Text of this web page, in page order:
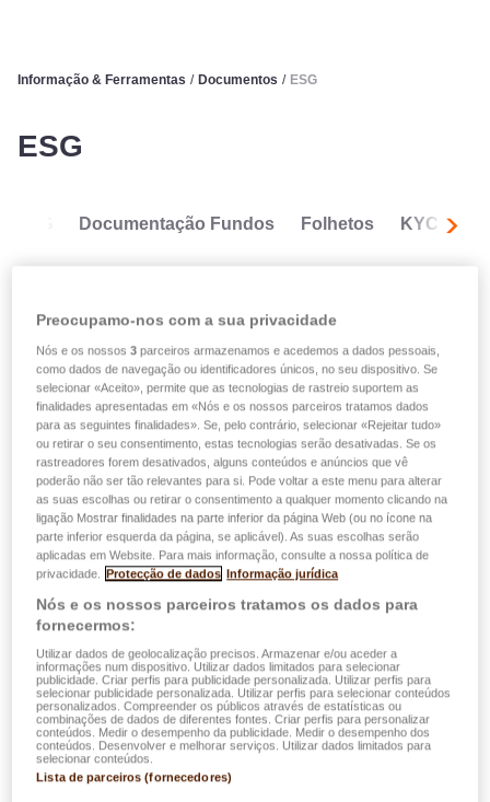
Informação & Ferramentas / Documentos / ESG
ESG
Documentação Fundos Folhetos KYC
ESG SFDR
Informations ESG SFDR
précontractuelles - easyLIFE Invest for
Future – Support à capital protégé
Informations ESG SFDR rapport
– Support à capital protégé
Preocupamo-nos com a sua privacidade
Nós e os nossos3 parceiros armazenamos e acedemos a dados pessoais,
como dados de navegação ou identificadores únicos, no seu dispositivo. Se
selecionar «Aceito», permite que as tecnologias de rastreio suportem as
finalidades apresentadas em «Nós e os nossos parceiros tratamos dados
para as seguintes finalidades». Se, pelo contrário, selecionar «Rejeitar tudo»
ou retirar o seu consentimento, estas tecnologias serão desativadas. Se os
rastreadores forem desativados, alguns conteúdos e anúncios que vê
poderão não ser tão relevantes para si. Pode voltar a este menu para alterar
as suas escolhas ou retirar o consentimento a qualquer momento clicando na
ligação Mostrar finalidades na parte inferior da página Web (ou no ícone na
parte inferior esquerda da página, se aplicável). As suas escolhas serão
aplicadas em Website. Para mais informação, consulte a nossa política de
privacidade. Protecção de dados Informação jurídica
Nós e os nossos parceiros tratamos os dados para
fornecermos:
Utilizar dados de geolocalização precisos. Armazenar e/ou aceder a
informações num dispositivo. Utilizar dados limitados para selecionar
publicidade. Criar perfis para publicidade personalizada. Utilizar perfis para
selecionar publicidade personalizada. Utilizar perfis para selecionar conteúdos
personalizados. Compreender os públicos através de estatísticas ou
combinações de dados de diferentes fontes. Criar perfis para personalizar
conteúdos. Medir o desempenho da publicidade. Medir o desempenho dos
conteúdos. Desenvolver e melhorar serviços. Utilizar dados limitados para
selecionar conteúdos.
Lista de parceiros (fornecedores)